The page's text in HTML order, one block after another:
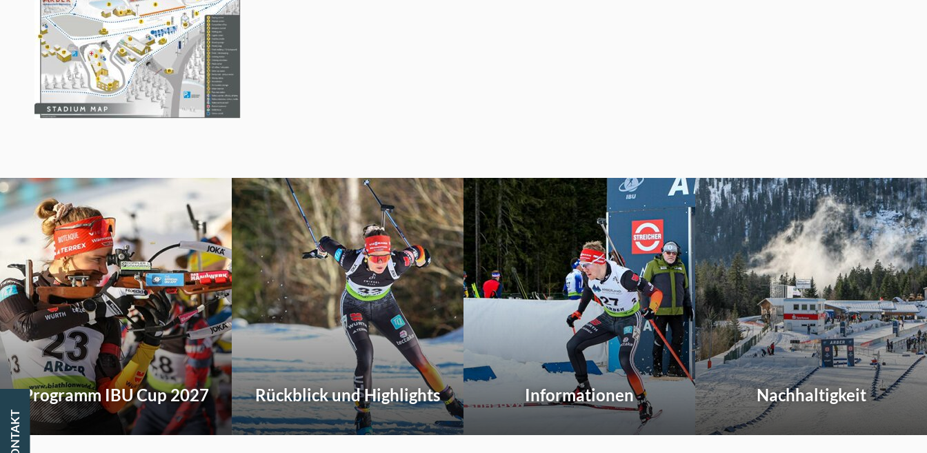
Programm IBU Cup 2027 Rückblick und Highlights Informationen Nachhaltigkeit
KONTAKT